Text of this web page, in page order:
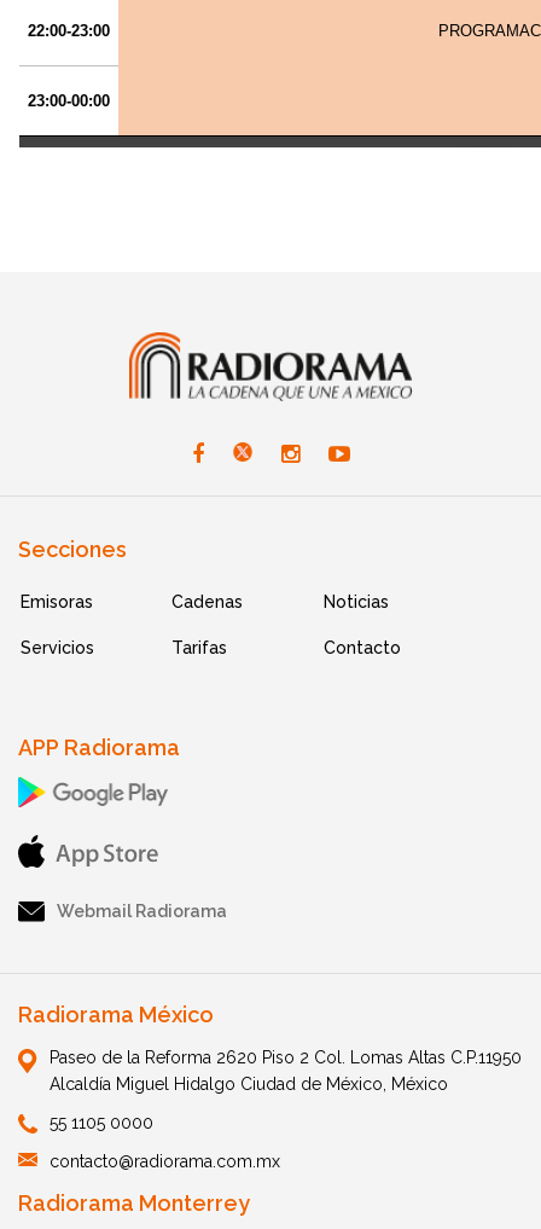
Secciones
Emisoras Cadenas Noticias
Servicios Tarifas Contacto
APP Radiorama
Webmail Radiorama
Radiorama México
Paseo de la Reforma 2620 Piso 2 Col. Lomas Altas C.P.11950
Alcaldía Miguel Hidalgo Ciudad de México, México
55 1105 0000
contacto@radiorama.com.mx
Radiorama Monterrey